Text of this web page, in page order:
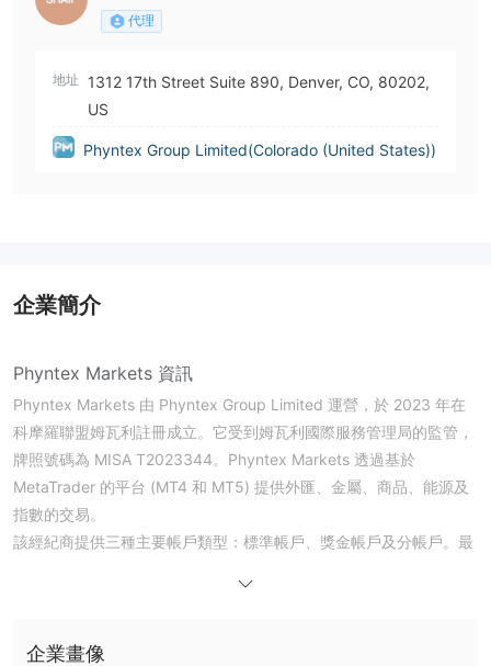
代理
地址
1312 17th Street Suite 890, Denver, CO, 80202,
US
Phyntex Group Limited(Colorado (United States))
企業簡介
Phyntex Markets 資訊
Phyntex Markets 由 Phyntex Group Limited 運營，於 2023 年在
科摩羅聯盟姆瓦利註冊成立。它受到姆瓦利國際服務管理局的監管，
牌照號碼為 MISA T2023344。Phyntex Markets 透過基於
MetaTrader 的平台 (MT4 和 MT5) 提供外匯、金屬、商品、能源及
指數的交易。
該經紀商提供三種主要帳戶類型：標準帳戶、獎金帳戶及分帳戶。最
Phyntex Markets 支援社交交易，讓希望跟隨並複製其他交易者策
企業畫像